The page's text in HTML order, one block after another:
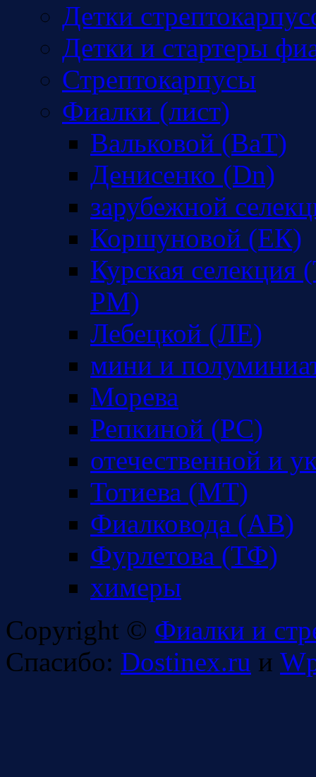
Детки
Детки и стартеры
Стрептокарпусы
Фиалки (лист)
Вальковой (ВаТ)
Денисенко (Dn)
зарубежной
Коршуновой (ЕК)
Курская
РМ)
Лебецкой (ЛЕ)
мини и
Морева
Репкиной (РС)
отечественной и
Тотиева (МТ)
Фиалковода (АВ)
Фурлетова (ТФ)
химеры
Copyright © Фиалки и
Спасибо: Dostinex.ru и